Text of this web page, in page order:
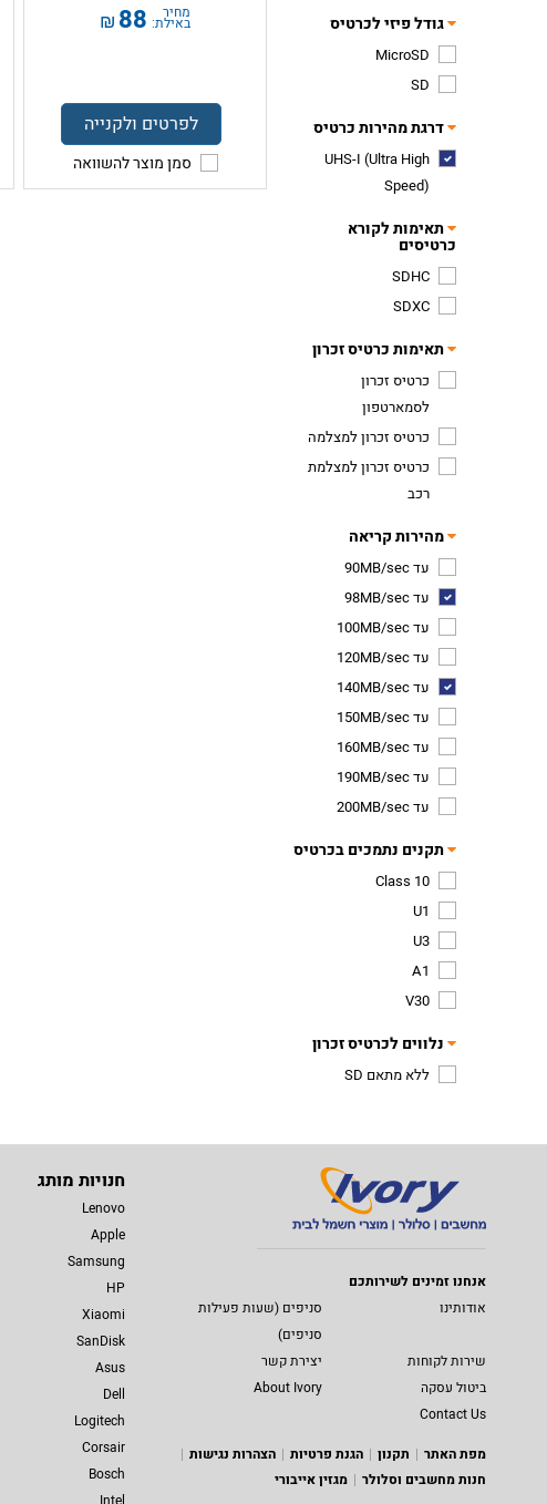
גודל פיזי לכרטיס
MicroSD
SD
דרגת מהירות כרטיס
UHS-I (Ultra High
Speed)
תאימות לקורא
כרטיסים
SDHC
SDXC
תאימות כרטיס זכרון
כרטיס זכרון
לסמארטפון
כרטיס זכרון למצלמה
כרטיס זכרון למצלמת
רכב
מהירות קריאה
עד 90MB/sec
עד 98MB/sec
עד 100MB/sec
עד 120MB/sec
עד 140MB/sec
עד 150MB/sec
עד 160MB/sec
עד 190MB/sec
עד 200MB/sec
תקנים נתמכים בכרטיס
Class 10
U1
U3
A1
V30
נלווים לכרטיס זכרון
ללא מתאם SD
מחיר
באילת: 88
₪
לפרטים ולקנייה
סמן מוצר להשוואה
אנחנו זמינים לשירותכם
אודותינו
סניפים (שעות פעילות
סניפים)
שירות לקוחות
יצירת קשר
ביטול עסקה
About Ivory
Contact Us
מפת האתר
תקנון הגנת פרטיות
הצהרות נגישות
חנות מחשבים וסלולר
מגזין אייבורי
חנויות מותג
Lenovo
Apple
Samsung
HP
Xiaomi
SanDisk
Asus
Dell
Logitech
Corsair
Bosch